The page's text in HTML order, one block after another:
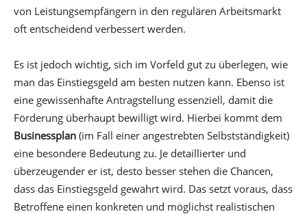
von Leistungsempfängern in den regulären Arbeitsmarkt
oft entscheidend verbessert werden.
Es ist jedoch wichtig, sich im Vorfeld gut zu überlegen, wie
man das Einstiegsgeld am besten nutzen kann. Ebenso ist
eine gewissenhafte Antragstellung essenziell, damit die
Förderung überhaupt bewilligt wird. Hierbei kommt dem
Businessplan (im Fall einer angestrebten Selbstständigkeit)
eine besondere Bedeutung zu. Je detaillierter und
überzeugender er ist, desto besser stehen die Chancen,
dass das Einstiegsgeld gewährt wird. Das setzt voraus, dass
Betroffene einen konkreten und möglichst realistischen